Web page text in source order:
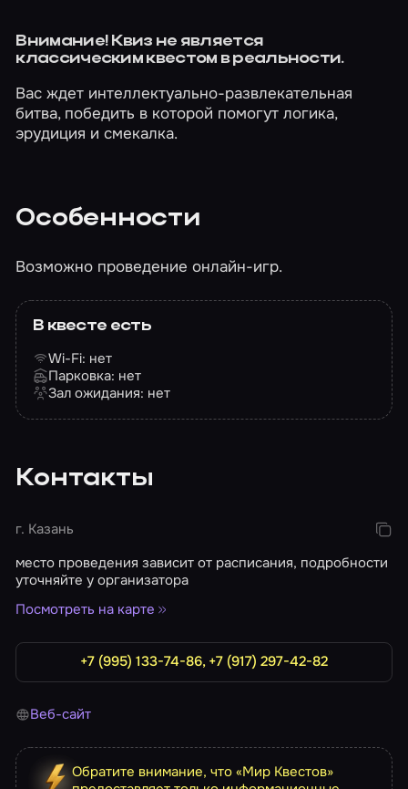
Внимание! Квиз не является
классическим квестом в реальности.
Вас ждет интеллектуально-развлекательная
битва, победить в которой помогут логика,
эрудиция и смекалка.
Особенности
Возможно проведение онлайн-игр.
В квесте есть
Wi-Fi: нет
Парковка: нет
Зал ожидания: нет
Контакты
г. Казань
место проведения зависит от расписания, подробности
уточняйте у организатора
Посмотреть на карте
+7 (995) 133-74-86, +7 (917) 297-42-82
Веб-сайт
Обратите внимание, что «Мир Квестов»